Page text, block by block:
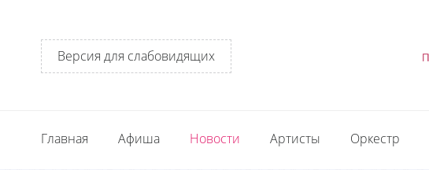
Версия для слабовидящих
Главная Афиша Новости Артисты Оркестр